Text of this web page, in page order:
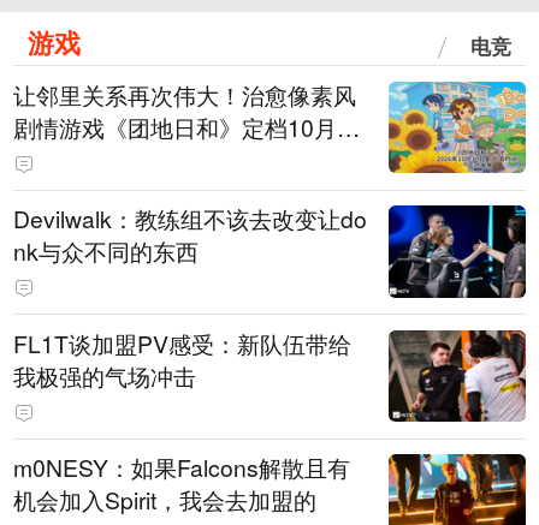
游戏 电竞
让邻里关系再次伟大！治愈像素风
剧情游戏《团地日和》定档10月30
日发售
Devilwalk：教练组不该去改变让do
nk与众不同的东西
FL1T谈加盟PV感受：新队伍带给
我极强的气场冲击
m0NESY：如果Falcons解散且有
机会加入Spirit，我会去加盟的